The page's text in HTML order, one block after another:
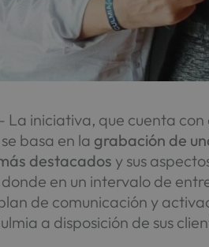
La iniciativa, que cuenta
basa en la grabación de
destacados y sus
en un intervalo de
de comunicación y
a disposición de sus